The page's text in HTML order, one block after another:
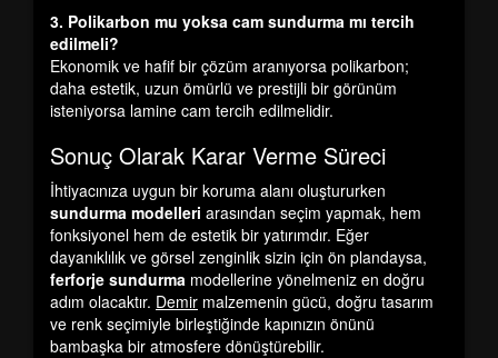
3. Polikarbon mu yoksa cam sundurma mı tercih
edilmeli?
Ekonomik ve hafif bir çözüm aranıyorsa polikarbon;
daha estetik, uzun ömürlü ve prestijli bir görünüm
isteniyorsa lamine cam tercih edilmelidir.
Sonuç Olarak Karar Verme Süreci
İhtiyacınıza uygun bir koruma alanı oluştururken
sundurma modelleri arasından seçim yapmak, hem
fonksiyonel hem de estetik bir yatırımdır. Eğer
dayanıklılık ve görsel zenginlik sizin için ön plandaysa,
ferforje sundurma modellerine yönelmeniz en doğru
adım olacaktır. Demir malzemenin gücü, doğru tasarım
ve renk seçimiyle birleştiğinde kapınızın önünü
bambaşka bir atmosfere dönüştürebilir.